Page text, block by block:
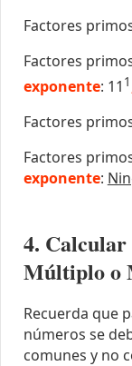
Factores
Factores
exponente: 11 1
Factores
Factores
exponente:
4.
Múltiplo o
Recuerda que
números se
comunes y no